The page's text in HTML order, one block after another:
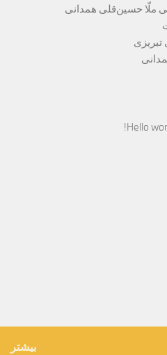
ملّا حسین‌قلی همدانی
تبریزی
Hello
بیشتر